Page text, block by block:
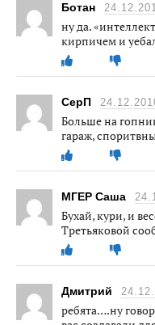
Ботан
ну да.
кирпичем и
СерП
Больше на
гараж,
МГЕР Саша
Бухай, кури, и
Третьяковой
Дмитрий
ребята….ну